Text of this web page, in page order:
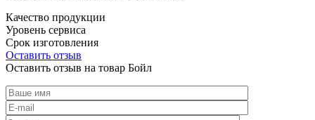
Качество продукции
Уровень сервиса
Срок изготовления
Оставить отзыв
Оставить отзыв на товар Бойл